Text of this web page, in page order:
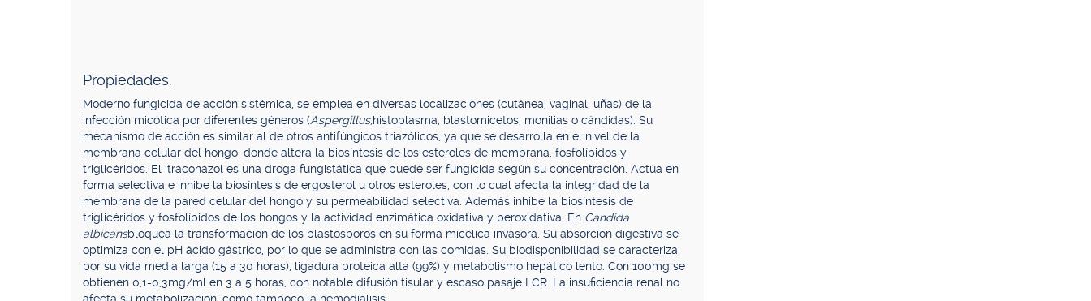
Propiedades.
Moderno fungicida de acción sistémica, se emplea en diversas localizaciones (cutánea, vaginal, uñas) de la
infección micótica por diferentes géneros (Aspergillus,histoplasma, blastomicetos, monilias o cándidas). Su
mecanismo de acción es similar al de otros antifúngicos triazólicos, ya que se desarrolla en el nivel de la
membrana celular del hongo, donde altera la biosíntesis de los esteroles de membrana, fosfolípidos y
triglicéridos. El itraconazol es una droga fungistática que puede ser fungicida según su concentración. Actúa en
forma selectiva e inhibe la biosíntesis de ergosterol u otros esteroles, con lo cual afecta la integridad de la
membrana de la pared celular del hongo y su permeabilidad selectiva. Además inhibe la biosíntesis de
triglicéridos y fosfolípidos de los hongos y la actividad enzimática oxidativa y peroxidativa. En Candida
albicansbloquea la transformación de los blastosporos en su forma micélica invasora. Su absorción digestiva se
optimiza con el pH ácido gástrico, por lo que se administra con las comidas. Su biodisponibilidad se caracteriza
por su vida media larga (15 a 30 horas), ligadura proteica alta (99%) y metabolismo hepático lento. Con 100mg se
obtienen 0,1-0,3mg/ml en 3 a 5 horas, con notable difusión tisular y escaso pasaje LCR. La insuficiencia renal no